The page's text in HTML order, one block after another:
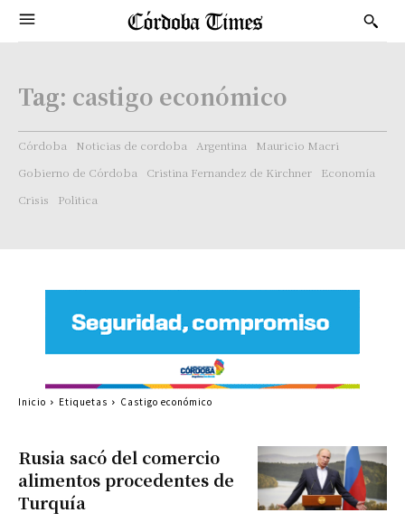
Tag: castigo económico
Córdoba Noticias de cordoba Argentina
Mauricio Macri
Gobierno de Córdoba
Cristina Fernandez de Kirchner
Economía
Crisis
Politica
Rusia sacó del comercio
alimentos procedentes de
Turquía
Inicio Etiquetas Castigo económico